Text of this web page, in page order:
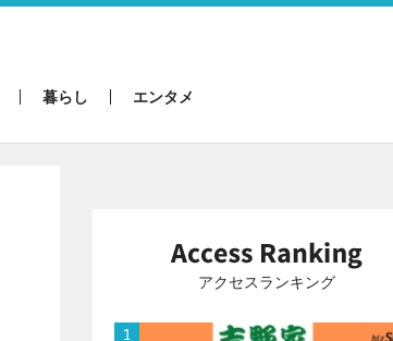
暮らし エンタメ
アクセスランキング